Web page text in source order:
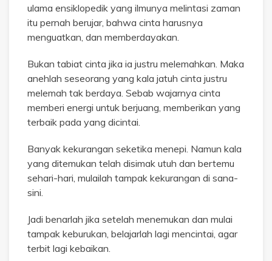
ulama ensiklopedik yang ilmunya melintasi zaman
itu pernah berujar, bahwa cinta harusnya
menguatkan, dan memberdayakan.
Bukan tabiat cinta jika ia justru melemahkan. Maka
anehlah seseorang yang kala jatuh cinta justru
melemah tak berdaya. Sebab wajarnya cinta
memberi energi untuk berjuang, memberikan yang
terbaik pada yang dicintai.
Banyak kekurangan seketika menepi. Namun kala
yang ditemukan telah disimak utuh dan bertemu
sehari-hari, mulailah tampak kekurangan di sana-
sini.
Jadi benarlah jika setelah menemukan dan mulai
tampak keburukan, belajarlah lagi mencintai, agar
terbit lagi kebaikan.